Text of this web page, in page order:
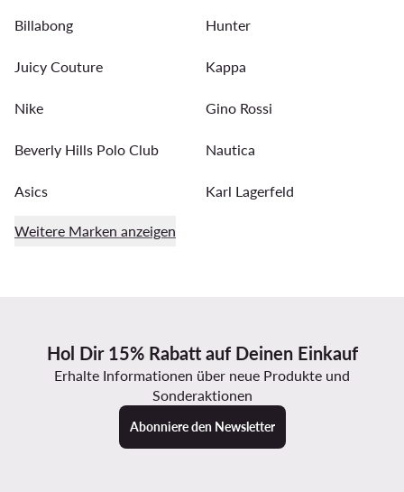
Billabong Hunter
Juicy Couture Kappa
Nike Gino Rossi
Beverly Hills Polo Club Nautica
Asics Karl Lagerfeld
Weitere Marken anzeigen
Hol Dir 15% Rabatt auf Deinen Einkauf
Erhalte Informationen über neue Produkte und
Sonderaktionen
Abonniere den Newsletter